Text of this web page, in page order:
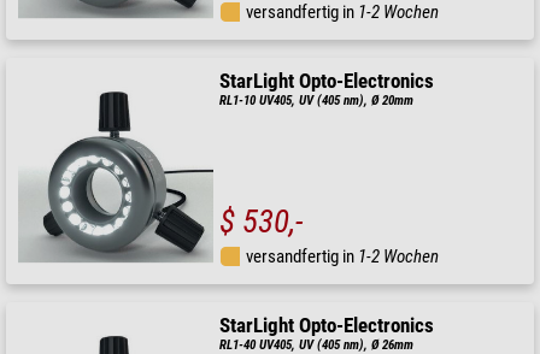
versandfertig in 1-2 Wochen
StarLight Opto-Electronics
RL1-10 UV405, UV (405 nm), Ø 20mm
$ 530,-
versandfertig in 1-2 Wochen
StarLight Opto-Electronics
RL1-40 UV405, UV (405 nm), Ø 26mm